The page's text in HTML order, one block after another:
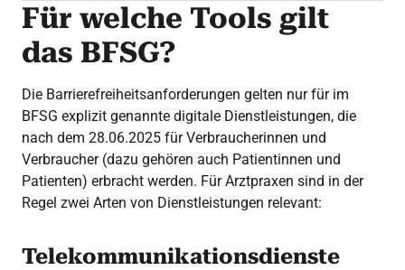
Für welche Tools gilt
das BFSG?
Die Barrierefreiheitsanforderungen gelten nur für im
BFSG explizit genannte digitale Dienstleistungen, die
nach dem 28.06.2025 für Verbraucherinnen und
Verbraucher (dazu gehören auch Patientinnen und
Patienten) erbracht werden. Für Arztpraxen sind in der
Regel zwei Arten von Dienstleistungen relevant:
Telekommunikationsdienste